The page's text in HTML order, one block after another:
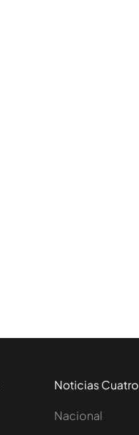
Noticias Cuatro
Nacional